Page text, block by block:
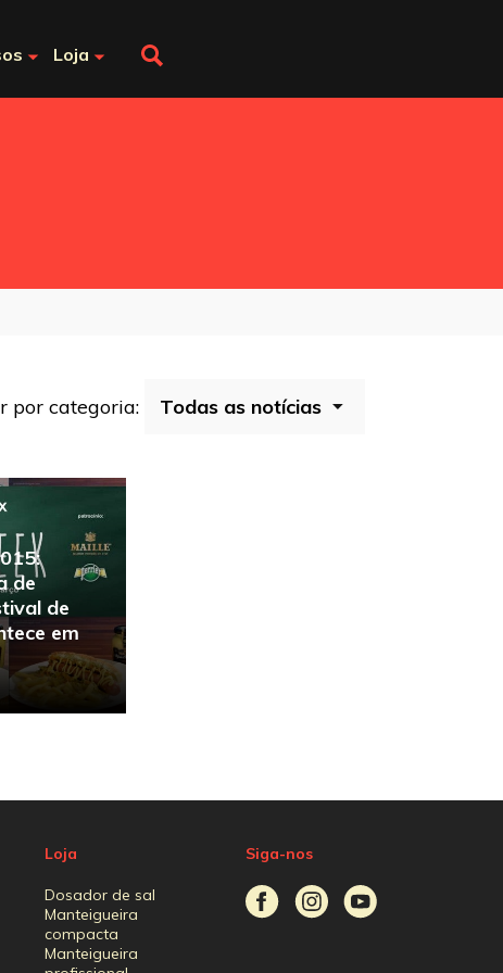
Loja
por categoria:
de
de
em
Loja
Dosador de sal
Manteigueira
compacta
Manteigueira
Siga-nos